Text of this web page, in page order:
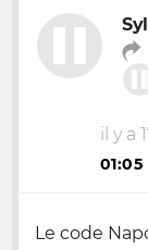
il y a
01:05
Le code